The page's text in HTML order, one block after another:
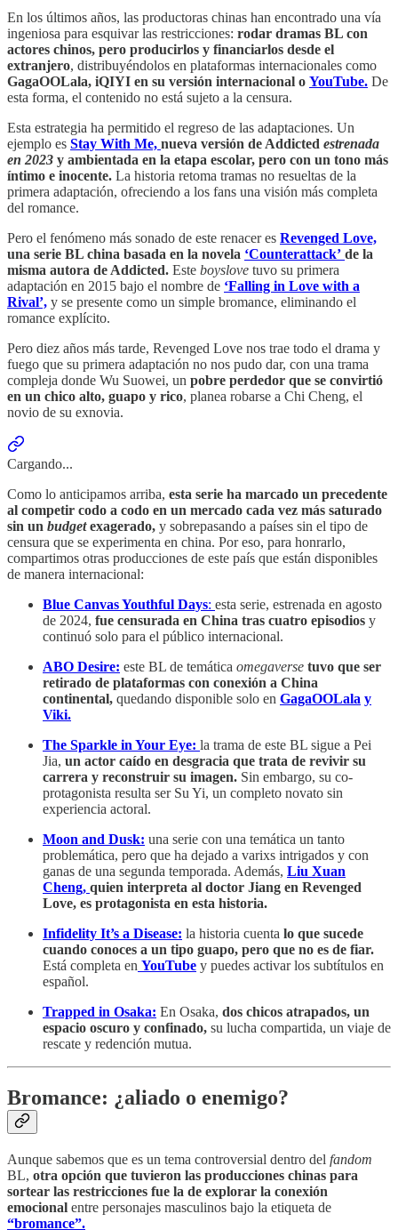
En los últimos años, las productoras chinas han encontrado una vía
ingeniosa para esquivar las restricciones: rodar dramas BL con
actores chinos, pero producirlos y financiarlos desde el
extranjero, distribuyéndolos en plataformas internacionales como
GagaOOLala, iQIYI en su versión internacional o YouTube. De
esta forma, el contenido no está sujeto a la censura.
Esta estrategia ha permitido el regreso de las adaptaciones. Un
ejemplo es Stay With Me, nueva versión de Addicted estrenada
en 2023 y ambientada en la etapa escolar, pero con un tono más
íntimo e inocente. La historia retoma tramas no resueltas de la
primera adaptación, ofreciendo a los fans una visión más completa
del romance.
Pero el fenómeno más sonado de este renacer es Revenged Love,
una serie BL china basada en la novela ‘Counterattack’ de la
misma autora de Addicted. Este boyslove tuvo su primera
adaptación en 2015 bajo el nombre de ‘Falling in Love with a
Rival’, y se presente como un simple bromance, eliminando el
romance explícito.
Pero diez años más tarde, Revenged Love nos trae todo el drama y
fuego que su primera adaptación no nos pudo dar, con una trama
compleja donde Wu Suowei, un pobre perdedor que se convirtió
en un chico alto, guapo y rico, planea robarse a Chi Cheng, el
novio de su exnovia.
Cargando...
Como lo anticipamos arriba, esta serie ha marcado un precedente
al competir codo a codo en un mercado cada vez más saturado
sin un budgetexagerado, y sobrepasando a países sin el tipo de
censura que se experimenta en china. Por eso, para honrarlo,
compartimos otras producciones de este país que están disponibles
de manera internacional:
Blue Canvas Youthful Days: esta serie, estrenada en agosto
de 2024, fue censurada en China tras cuatro episodios y
continuó solo para el público internacional.
ABO Desire: este BL de temática omegaverse tuvo que ser
retirado de plataformas con conexión a China
continental, quedando disponible solo en GagaOOLala y
Viki.
The Sparkle in Your Eye: la trama de este BL sigue a Pei
Jia, un actor caído en desgracia que trata de revivir su
carrera y reconstruir su imagen. Sin embargo, su co-
protagonista resulta ser Su Yi, un completo novato sin
experiencia actoral.
Moon and Dusk: una serie con una temática un tanto
problemática, pero que ha dejado a varixs intrigados y con
ganas de una segunda temporada. Además, Liu Xuan
Cheng, quien interpreta al doctor Jiang en Revenged
Love, es protagonista en esta historia.
Infidelity It’s a Disease: la historia cuenta lo que sucede
cuando conoces a un tipo guapo, pero que no es de fiar.
Está completa en YouTube y puedes activar los subtítulos en
español.
Trapped in Osaka: En Osaka, dos chicos atrapados, un
espacio oscuro y confinado, su lucha compartida, un viaje de
rescate y redención mutua.
Bromance: ¿aliado o enemigo?
Aunque sabemos que es un tema controversial dentro del fandom
BL, otra opción que tuvieron las producciones chinas para
sortear las restricciones fue la de explorar la conexión
emocional entre personajes masculinos bajo la etiqueta de
“bromance”.